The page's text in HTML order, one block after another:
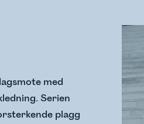
med
Serien
plagg